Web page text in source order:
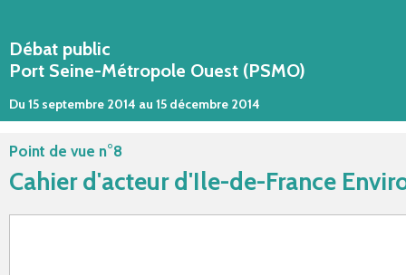
Débat public
Port Seine-Métropole Ouest (PSMO)
Du 15 septembre 2014 au 15 décembre 2014
Point de vue n°8
Cahier d'acteur d'Ile-de-France